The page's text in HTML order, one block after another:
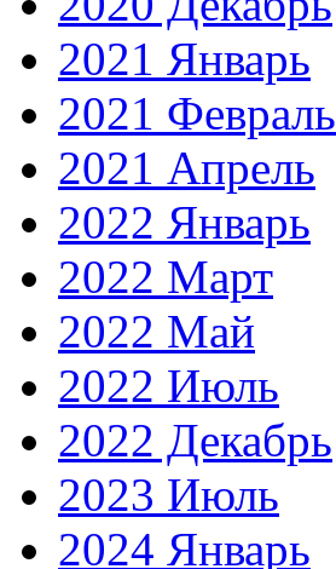
2021 Январь
2021 Февраль
2021 Апрель
2022 Январь
2022 Март
2022 Май
2022 Июль
2022 Декабрь
2023 Июль
2024 Январь